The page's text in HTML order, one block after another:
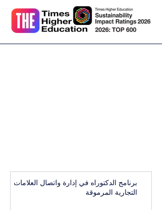
برنامج الدكتوراه في إدارة واتصال العلامات
التجارية المرموقة